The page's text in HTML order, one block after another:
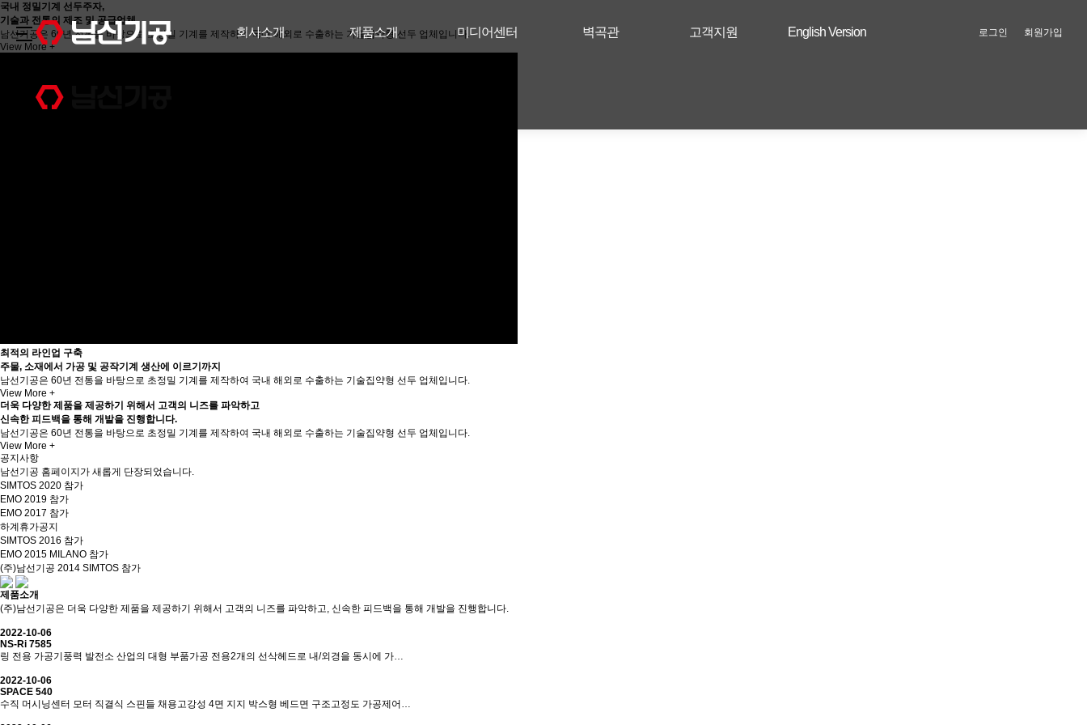
회사소개 제품소개 미디어센터 벽곡관 고객지원 English Version 로그인 회원가입
국내 정밀기계 선두주자,
기술과 전통의 제조 및 공급업체
남선기공은 60년 전통을 바탕으로 초정밀 기계를 제작하여 국내 해외로 수출하는 기술집약형 선두 업체입니다.
View More +
최적의 라인업 구축
주물, 소재에서 가공 및 공작기계 생산에 이르기까지
남선기공은 60년 전통을 바탕으로 초정밀 기계를 제작하여 국내 해외로 수출하는 기술집약형 선두 업체입니다.
View More +
더욱 다양한 제품을 제공하기 위해서 고객의 니즈를 파악하고
신속한 피드백을 통해 개발을 진행합니다.
남선기공은 60년 전통을 바탕으로 초정밀 기계를 제작하여 국내 해외로 수출하는 기술집약형 선두 업체입니다.
View More +
공지사항
남선기공 홈페이지가 새롭게 단장되었습니다.
SIMTOS 2020 참가
EMO 2019 참가
EMO 2017 참가
하계휴가공지
SIMTOS 2016 참가
EMO 2015 MILANO 참가
(주)남선기공 2014 SIMTOS 참가
제품소개
(주)남선기공은 더욱 다양한 제품을 제공하기 위해서 고객의 니즈를 파악하고, 신속한 피드백을 통해 개발을 진행합니다.
2022-10-06
NS-Ri 7585
링 전용 가공기풍력 발전소 산업의 대형 부품가공 전용2개의 선삭헤드로 내/외경을 동시에 가…
2022-10-06
SPACE 540
수직 머시닝센터 모터 직결식 스핀들 채용고강성 4면 지지 박스형 베드면 구조고정도 가공제어…